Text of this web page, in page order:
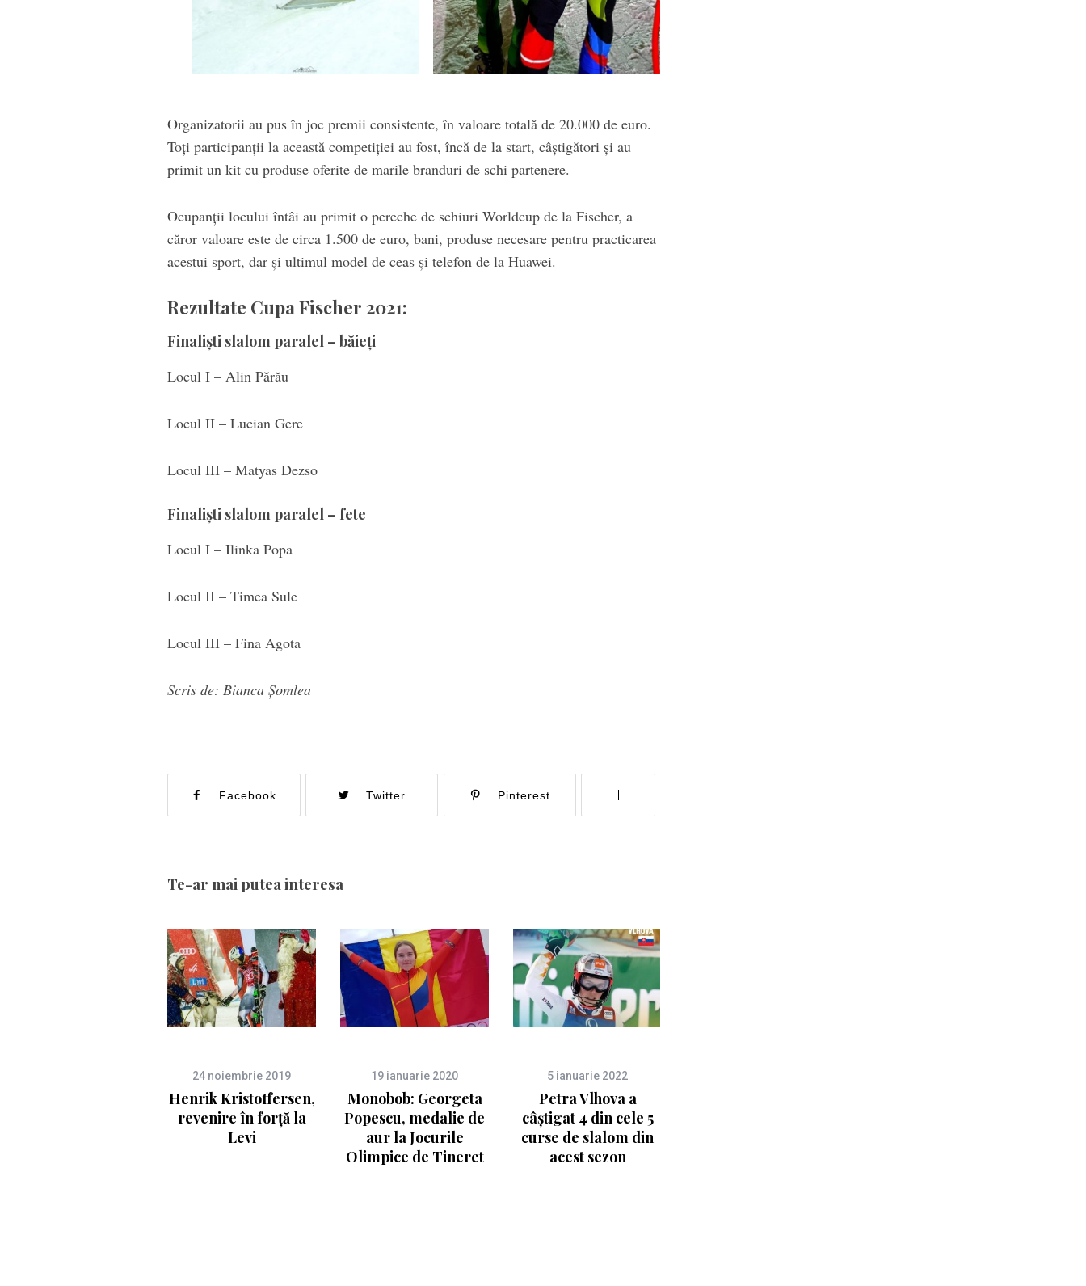
Organizatorii au pus în joc premii consistente, în valoare totală de 20.000 de euro.
Toți participanții la această competiției au fost, încă de la start, câștigători și au
primit un kit cu produse oferite de marile branduri de schi partenere.
Ocupanții locului întâi au primit o pereche de schiuri Worldcup de la Fischer, a
căror valoare este de circa 1.500 de euro, bani, produse necesare pentru practicarea
acestui sport, dar și ultimul model de ceas și telefon de la Huawei.
Rezultate Cupa Fischer 2021:
Finaliști slalom paralel – băieți
Locul I – Alin Părău
Locul II – Lucian Gere
Locul III – Matyas Dezso
Finaliști slalom paralel – fete
Locul I – Ilinka Popa
Locul II – Timea Sule
Locul III – Fina Agota
Scris de: Bianca Șomlea
Facebook Twitter Pinterest
Te-ar mai putea interesa
24 noiembrie 2019
Henrik Kristoffersen,
revenire în forță la
Levi
19 ianuarie 2020
Monobob: Georgeta
Popescu, medalie de
aur la Jocurile
Olimpice de Tineret
5 ianuarie 2022
Petra Vlhova a
câștigat 4 din cele 5
curse de slalom din
acest sezon